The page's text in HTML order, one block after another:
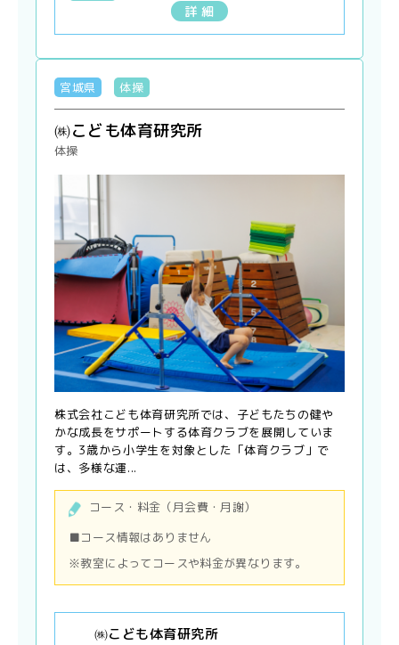
詳 細
宮城県 体操
㈱こども体育研究所
体操
株式会社こども体育研究所では、子どもたちの健や
かな成長をサポートする体育クラブを展開していま
す。3歳から小学生を対象とした「体育クラブ」で
は、多様な運...
コース・料金（月会費・月謝）
■コース情報はありません
※教室によってコースや料金が異なります。
㈱こども体育研究所